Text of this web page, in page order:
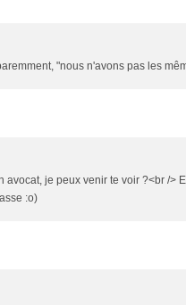
"nous n'avons pas les
je peux venir te voir ?<br />
:o)